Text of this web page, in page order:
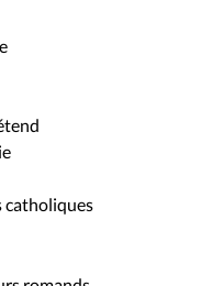
catholiques